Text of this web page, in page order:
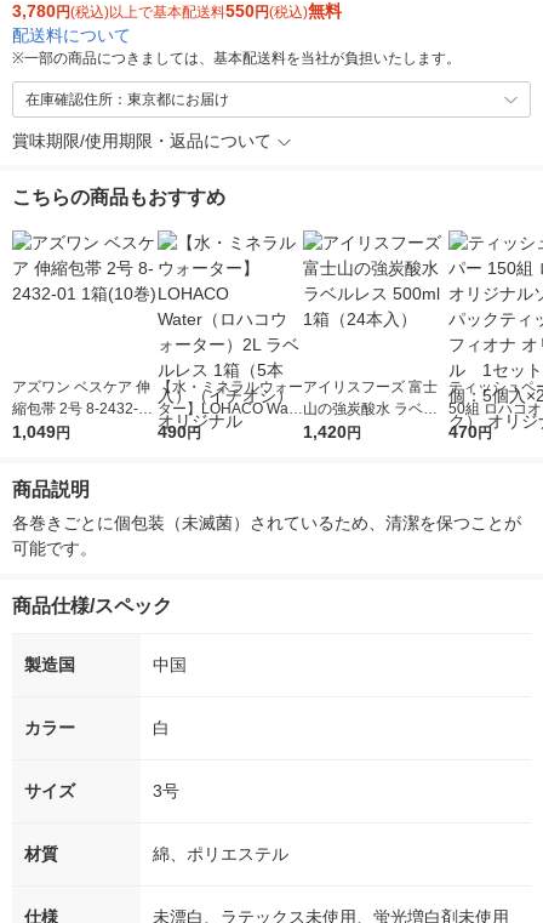
3,780円(税込)以上で基本配送料550円(税込)無料
配送料について
※一部の商品につきましては、基本配送料を当社が負担いたします。
在庫確認住所：東京都にお届け
賞味期限/使用期限・返品について
こちらの商品もおすすめ
アズワン ベスケア 伸
縮包帯 2号 8-2432-01
1箱(10巻)
1,049円
【水・ミネラルウォー
ター】LOHACO Wate
r（ロハコウォータ
490円
アイリスフーズ 富士
山の強炭酸水 ラベル
レス 500ml 1箱（24
1,420円
ティッシュペ
50組 ロハコ
ルソフトパッ
オリジナル
470円
商品説明
各巻きごとに個包装（未滅菌）されているため、清潔を保つことが
可能です。
商品仕様/スペック
製造国 中国
カラー 白
サイズ 3号
材質 綿、ポリエステル
仕様 未漂白、ラテックス未使用、蛍光増白剤未使用